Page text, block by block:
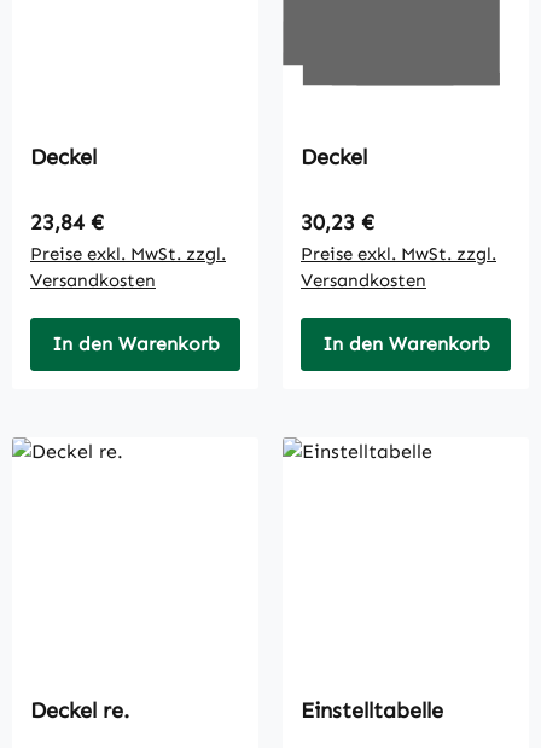
Deckel
Regulärer Preis:
23,84 €
Preise exkl. MwSt. zzgl.
Versandkosten
In den Warenkorb
Deckel
Regulärer Preis:
30,23 €
Preise exkl. MwSt. zzgl.
Versandkosten
In den Warenkorb
Deckel re. Einstelltabelle